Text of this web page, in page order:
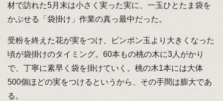
材で訪れた5月末は小さく実った実に、一玉ひとたま袋を
かぶせる「袋掛け」作業の真っ最中だった。
受粉を終えた花が実をつけ、ピンポン玉より大きくなった
頃が袋掛けのタイミング。60本もの桃の木に3人がかり
で、丁寧に素早く袋を掛けていく。桃の木1本には大体
500個ほどの実をつけるというから、その手間は膨大であ
る。